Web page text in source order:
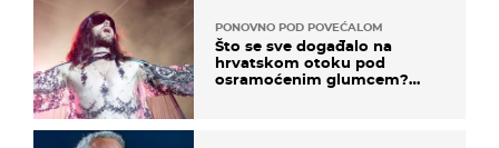
PONOVNO POD POVEĆALOM
Što se sve događalo na
hrvatskom otoku pod
osramoćenim glumcem?